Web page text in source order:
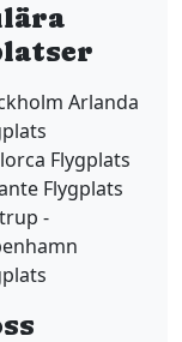
Arlanda
Flygplats
Flygplats
-